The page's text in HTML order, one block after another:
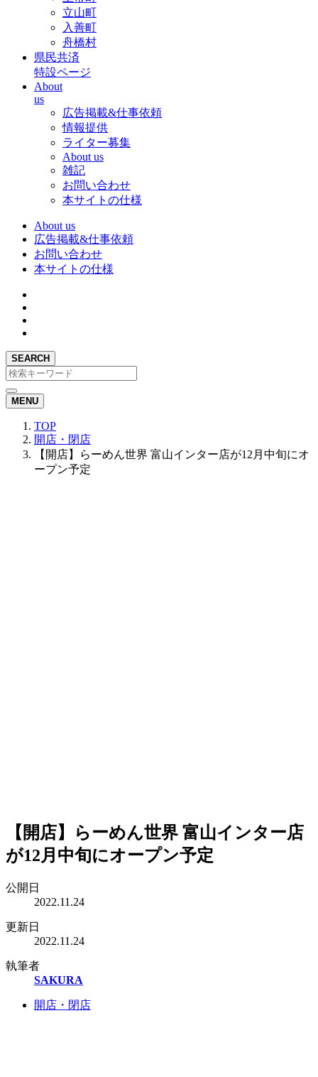
立山町
入善町
舟橋村
県民共済
特設ページ
About
us
広告掲載&仕事依頼
情報提供
ライター募集
About us
雑記
お問い合わせ
本サイトの仕様
About us
広告掲載&仕事依頼
お問い合わせ
本サイトの仕様
SEARCH
MENU
TOP
開店・閉店
【開店】らーめん世界 富山インター店が12月中旬にオ
ープン予定
【開店】らーめん世界 富山インター店
が12月中旬にオープン予定
公開日
2022.11.24
更新日
2022.11.24
執筆者
SAKURA
開店・閉店